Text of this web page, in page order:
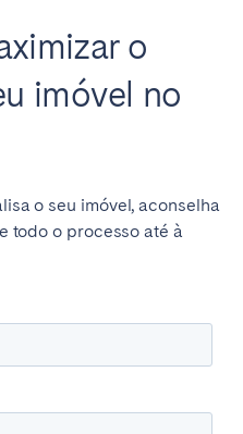
o
imóvel no
o seu imóvel, aconselha
todo o processo até à